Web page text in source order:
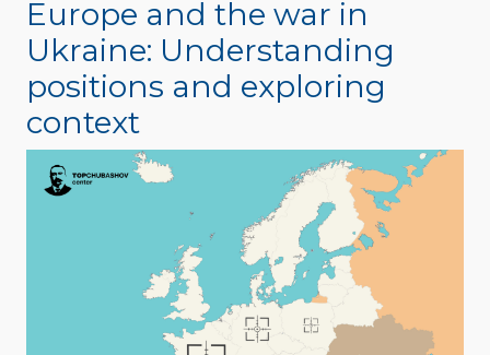
Europe and the war in
Ukraine: Understanding
positions and exploring
context